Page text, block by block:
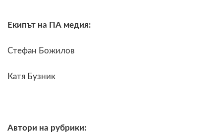
Екипът на ПА медия:
Стефан Божилов
Катя Бузник
Автори на рубрики: